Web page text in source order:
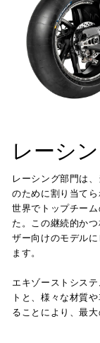
レーシ
レーシング部門は
のために割り当て
世界でトップチー
た。この継続的か
ザー向けのモデル
ます。
エキゾーストシス
トと、様々な材質
ることにより、最